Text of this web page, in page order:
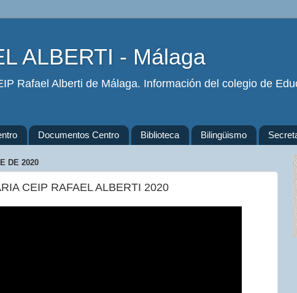
ALBERTI - Málaga
Rafael Alberti de Málaga. Información del colegio de
Documentos Centro Biblioteca Bilingüismo
DE 2020
CEIP RAFAEL ALBERTI 2020